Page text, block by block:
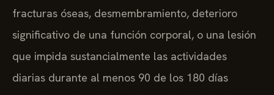
fracturas óseas, desmembramiento, deterioro
significativo de una función corporal, o una lesión
que impida sustancialmente las actividades
diarias durante al menos 90 de los 180 días